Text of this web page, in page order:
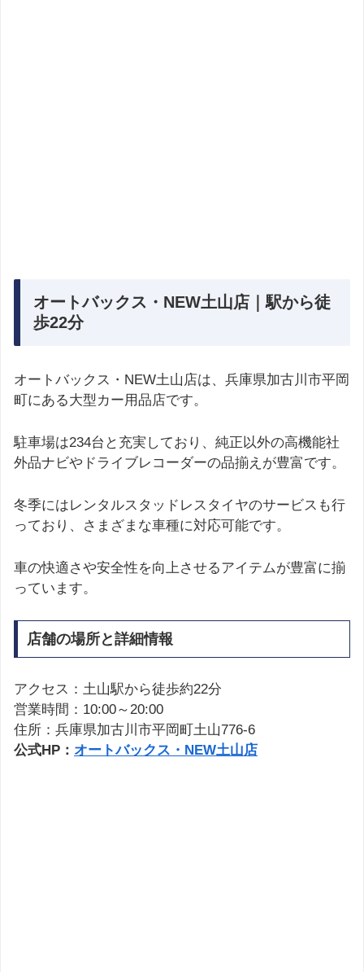
オートバックス・NEW土山店｜駅から徒
歩22分
オートバックス・NEW土山店は、兵庫県加古川市平岡
町にある大型カー用品店です。
駐車場は234台と充実しており、純正以外の高機能社
外品ナビやドライブレコーダーの品揃えが豊富です。
冬季にはレンタルスタッドレスタイヤのサービスも行
っており、さまざまな車種に対応可能です。
車の快適さや安全性を向上させるアイテムが豊富に揃
っています。
店舗の場所と詳細情報
アクセス：土山駅から徒歩約22分
営業時間：10:00～20:00
住所：兵庫県加古川市平岡町土山776-6
公式HP： オートバックス・NEW土山店